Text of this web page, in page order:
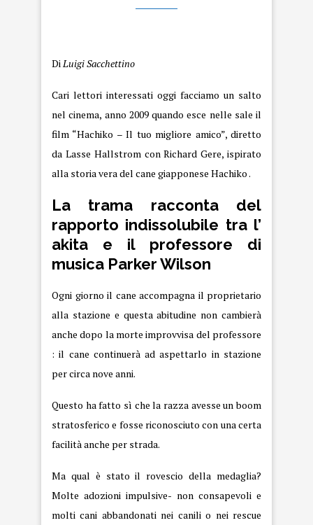
Di Luigi Sacchettino
Cari lettori interessati oggi facciamo un salto
nel cinema, anno 2009 quando esce nelle sale il
film “Hachiko – Il tuo migliore amico”, diretto
da Lasse Hallstrom con Richard Gere, ispirato
alla storia vera del cane giapponese Hachiko .
La trama racconta del
rapporto indissolubile tra l’
akita e il professore di
musica Parker Wilson
Ogni giorno il cane accompagna il proprietario
alla stazione e questa abitudine non cambierà
anche dopo la morte improvvisa del professore
: il cane continuerà ad aspettarlo in stazione
per circa nove anni.
Questo ha fatto sì che la razza avesse un boom
stratosferico e fosse riconosciuto con una certa
facilità anche per strada.
Ma qual è stato il rovescio della medaglia?
Molte adozioni impulsive- non consapevoli e
molti cani abbandonati nei canili o nei rescue